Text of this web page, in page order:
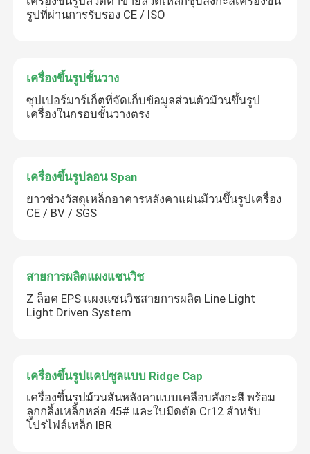
รูปที่ผ่านการรับรอง CE / ISO
เครื่องขึ้นรูปชั้นวาง
ซุปเปอร์มาร์เก็ตที่จัดเก็บข้อมูลส่วนตัวม้วนขึ้นรูป
เครื่องในกรอบชั้นวางตรง
เครื่องขึ้นรูปลอน Span
ยาวช่วงวัสดุเหล็กอาคารหลังคาแผ่นม้วนขึ้นรูปเครื่อง
CE / BV / SGS
สายการผลิตแผงแซนวิช
Z ล็อค EPS แผงแซนวิชสายการผลิต Line Light
Light Driven System
เครื่องขึ้นรูปแคปซูลแบบ Ridge Cap
เครื่องขึ้นรูปม้วนสันหลังคาแบบเคลือบสังกะสี พร้อม
ลูกกลิ้งเหล็กหล่อ 45# และใบมีดตัด Cr12 สำหรับ
โปรไฟล์เหล็ก IBR